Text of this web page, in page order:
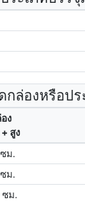
ล่องหรือปร
ง
สูง
ม.
ม.
ซม.